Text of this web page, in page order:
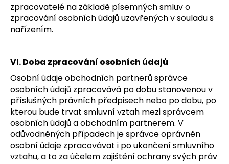
zpracovatelé na základě písemných smluv o
zpracování osobních údajů uzavřených v souladu s
nařízením.
VI. Doba zpracování osobních údajů
Osobní údaje obchodních partnerů správce
osobních údajů zpracovává po dobu stanovenou v
příslušných právních předpisech nebo po dobu, po
kterou bude trvat smluvní vztah mezi správcem
osobních údajů a obchodním partnerem. V
odůvodněných případech je správce oprávněn
osobní údaje zpracovávat i po ukončení smluvního
vztahu, a to za účelem zajištění ochrany svých práv